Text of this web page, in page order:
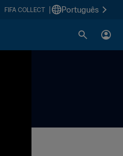
FIFA COLLECT Português